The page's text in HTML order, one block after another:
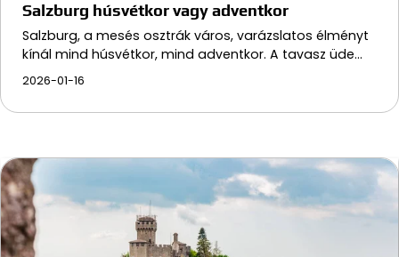
Salzburg húsvétkor vagy adventkor
Salzburg, a mesés osztrák város, varázslatos élményt
kínál mind húsvétkor, mind adventkor. A tavasz üde…
2026-01-16